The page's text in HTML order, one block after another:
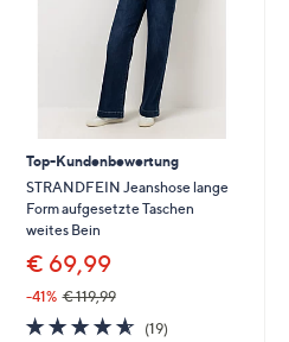
Top-Kundenbewertung
STRANDFEIN Jeanshose lange
Form aufgesetzte Taschen
weites Bein
€ 69,99
-41% € 119,99
4.5
(19)